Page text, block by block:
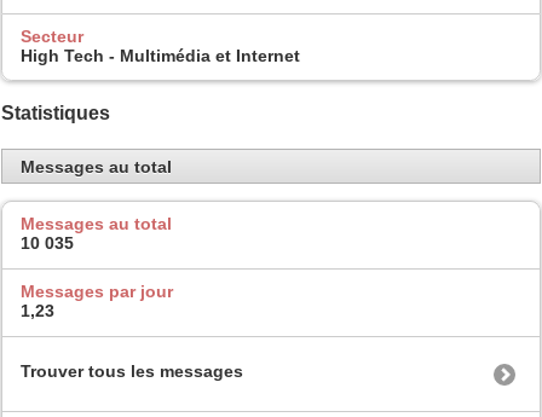
Secteur
High Tech - Multimédia et Internet
Statistiques
Messages au total
Messages au total
10 035
Messages par jour
1,23
Trouver tous les messages